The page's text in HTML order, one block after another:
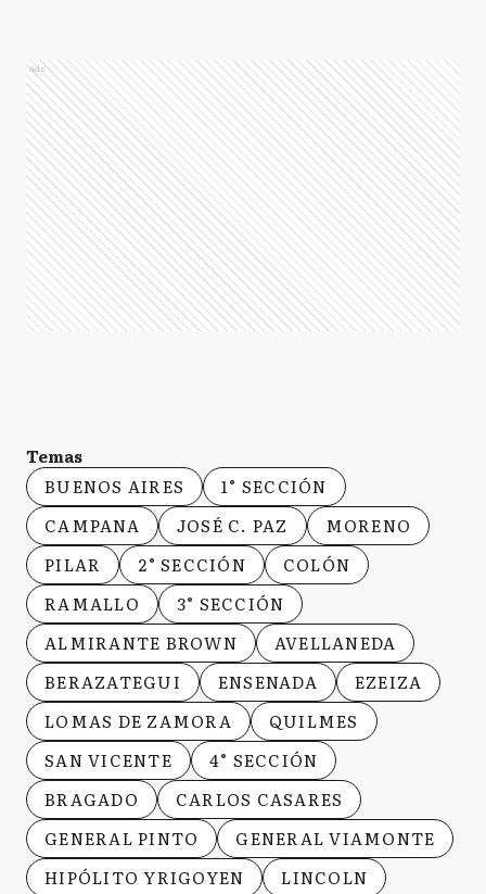
Ads
Temas
BUENOS AIRES
1° SECCIÓN
CAMPANA
JOSÉ C. PAZ
MORENO
PILAR
2° SECCIÓN
COLÓN
RAMALLO
3° SECCIÓN
ALMIRANTE BROWN
AVELLANEDA
BERAZATEGUI
ENSENADA
EZEIZA
LOMAS DE ZAMORA
QUILMES
SAN VICENTE
4° SECCIÓN
BRAGADO
CARLOS CASARES
GENERAL PINTO
GENERAL VIAMONTE
HIPÓLITO YRIGOYEN
LINCOLN